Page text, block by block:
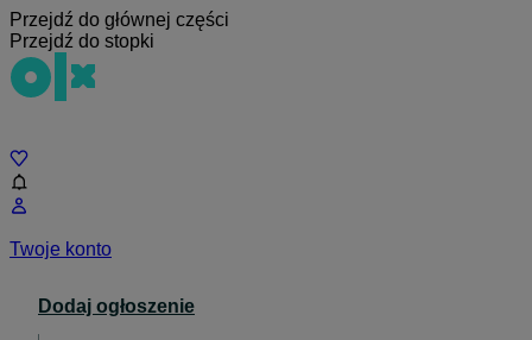
Przejdź do głównej części
Przejdź do stopki
Twoje konto
Dodaj ogłoszenie